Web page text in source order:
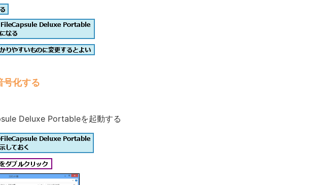
号化する
Deluxe Portableを起動する